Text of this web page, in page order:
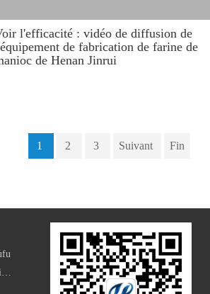
l'efficacité : vidéo de diffusion de
de fabrication de farine de
de Henan Jinrui
1 2 3 Suivant Fin